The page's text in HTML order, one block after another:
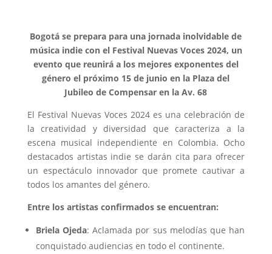
Bogotá se prepara para una jornada inolvidable de
música indie con el Festival Nuevas Voces 2024, un
evento que reunirá a los mejores exponentes del
género el próximo 15 de junio en la Plaza del
Jubileo de Compensar en la Av. 68
El Festival Nuevas Voces 2024 es una celebración de
la creatividad y diversidad que caracteriza a la
escena musical independiente en Colombia. Ocho
destacados artistas indie se darán cita para ofrecer
un espectáculo innovador que promete cautivar a
todos los amantes del género.
Entre los artistas confirmados se encuentran:
Briela Ojeda: Aclamada por sus melodías que han
conquistado audiencias en todo el continente.